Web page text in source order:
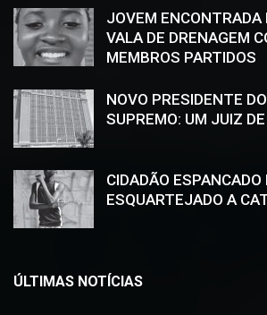
JOVEM ENCONTRADA
VALA DE DRENAGEM
MEMBROS PARTIDOS
NOVO PRESIDENTE
SUPREMO: UM JUIZ
CIDADÃO ESPANCADO
ESQUARTEJADO A
ÚLTIMAS NOTÍCIAS